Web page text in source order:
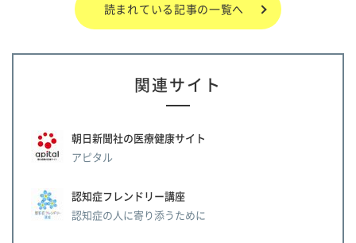
読まれている記事の一覧へ
関連サイト
朝日新聞社の医療健康サイト
アピタル
認知症フレンドリー講座
認知症の人に寄り添うために